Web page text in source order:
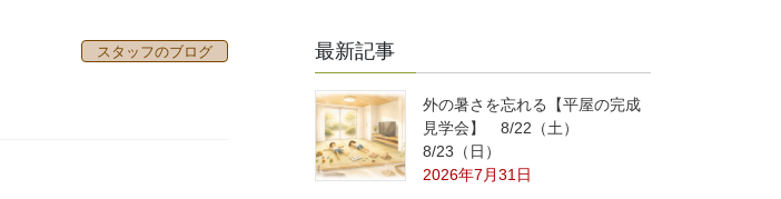
スタッフのブログ 最新記事
外の暑さを忘れる【平屋の完成
見学会】 8/22（土）
8/23（日）
2026年7月31日